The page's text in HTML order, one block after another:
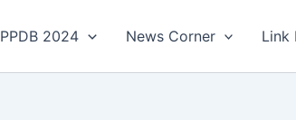
PPDB 2024 News Corner Link